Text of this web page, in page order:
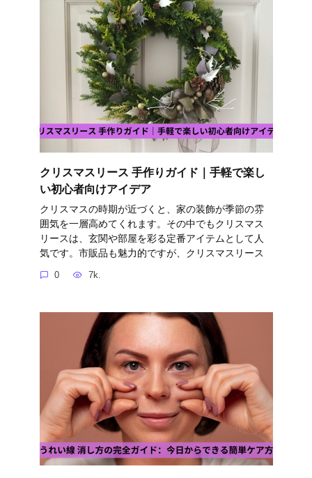
クリスマスリース 手作りガイド｜手軽で楽し
い初心者向けアイデア
クリスマスの時期が近づくと、家の装飾が季節の雰
囲気を一層高めてくれます。その中でもクリスマス
リースは、玄関や部屋を彩る定番アイテムとして人
気です。市販品も魅力的ですが、クリスマスリース
0 7k.